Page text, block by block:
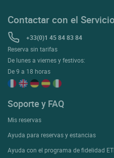
Contactar con el
+33(0)1 45 84 83 84
Reserva sin tarifas
De lunes a viernes y festivos:
De 9 a 18 horas
Soporte y FAQ
Mis reservas
Ayuda para reservas y estancias
Ayuda con el programa de fidelidad